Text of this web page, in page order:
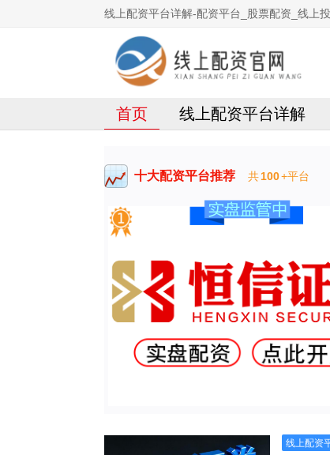
线上配资平台详解-配资平台_股票配资_线上
首页 线上配资平台详解
十大配资平台推荐 共100+平台
线上配资